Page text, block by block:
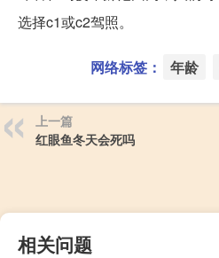
选择c1或c2驾照。
网络标签： 年龄
上一篇
红眼鱼冬天会死吗
相关问题